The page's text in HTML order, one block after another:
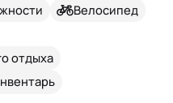
Велосипед
отдыха